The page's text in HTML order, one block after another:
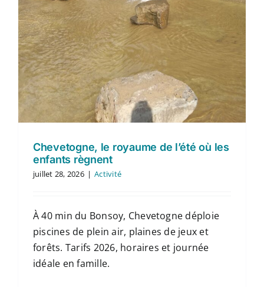
Chevetogne, le royaume de l’été où les
enfants règnent
juillet 28, 2026 | Activité
À 40 min du Bonsoy, Chevetogne déploie
piscines de plein air, plaines de jeux et
forêts. Tarifs 2026, horaires et journée
idéale en famille.